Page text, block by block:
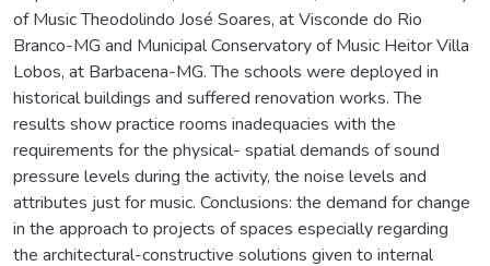
of Music Theodolindo José Soares, at Visconde do Rio
Branco-MG and Municipal Conservatory of Music Heitor Villa
Lobos, at Barbacena-MG. The schools were deployed in
historical buildings and suffered renovation works. The
results show practice rooms inadequacies with the
requirements for the physical- spatial demands of sound
pressure levels during the activity, the noise levels and
attributes just for music. Conclusions: the demand for change
in the approach to projects of spaces especially regarding
the architectural-constructive solutions given to internal